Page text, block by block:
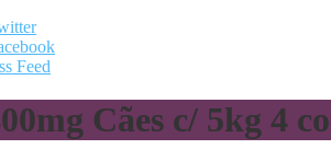
Feed
Cães c/ 5kg 4